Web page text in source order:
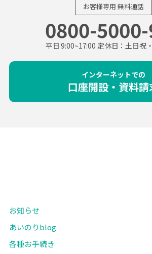
お客様専用 無料通話
0800-
平日 9:00~17:00 定休日：土日祝
インターネットでの
口座開設・資料請
お知らせ
あいのりblog
各種お手続き